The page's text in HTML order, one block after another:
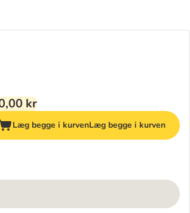
kr
Læg begge i kurvenLæg begge i kurven